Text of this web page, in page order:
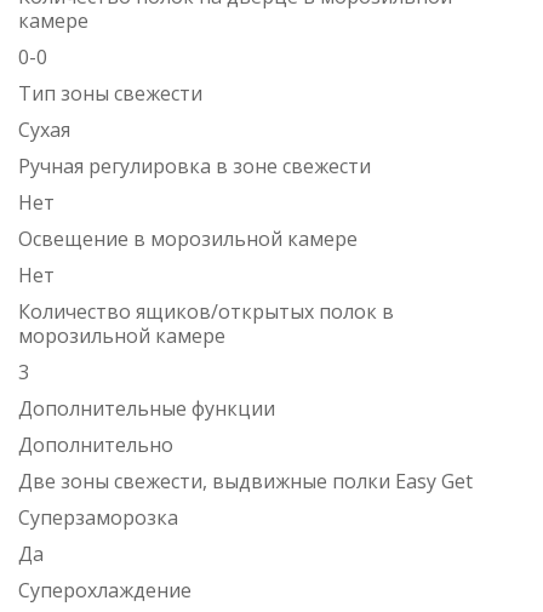
камере
0-0
Тип зоны свежести
Сухая
Ручная регулировка в зоне свежести
Нет
Освещение в морозильной камере
Нет
Количество ящиков/открытых полок в
морозильной камере
3
Дополнительные функции
Дополнительно
Две зоны свежести, выдвижные полки Easy Get
Суперзаморозка
Да
Суперохлаждение